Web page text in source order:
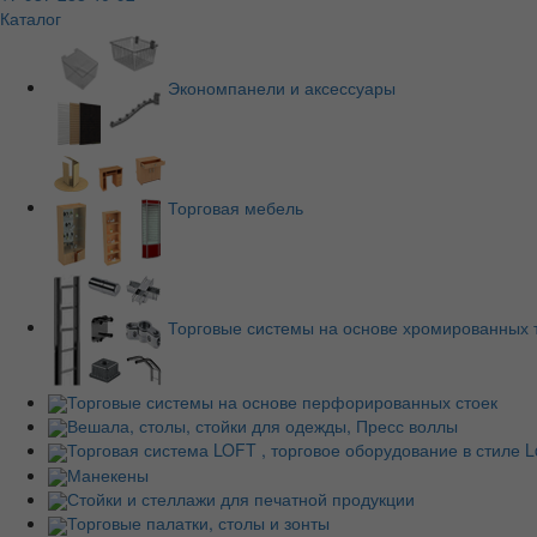
Каталог
Экономпанели и аксессуары
Торговая мебель
Торговые системы на основе хромированных
Торговые системы на основе перфорированных стоек
Вешала, столы, стойки для одежды, Пресс воллы
Торговая система LOFT , торговое оборудование в стиле
Манекены
Стойки и стеллажи для печатной продукции
Торговые палатки, столы и зонты